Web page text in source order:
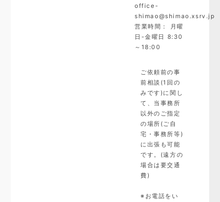
office-
shimao@shimao.xsrv.jp
営業時間： 月曜
日-金曜日 8:30
～18:00
ご依頼前の事
前相談(1回の
みです)に関し
て、当事務所
以外のご指定
の場所(ご自
宅・事務所等)
に出張も可能
です。(遠方の
場合は要交通
費)
※お電話をい